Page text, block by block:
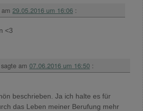
29.05.2016 um 16:06 :
<3
sagte am 07.06.2016 um 16:50 :
beschrieben. Ja ich halte es für
das Leben meiner Berufung mehr